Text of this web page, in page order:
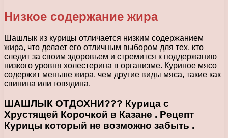
Низкое содержание жира
Шашлык из курицы отличается низким содержанием
жира, что делает его отличным выбором для тех, кто
следит за своим здоровьем и стремится к поддержанию
низкого уровня холестерина в организме. Куриное мясо
содержит меньше жира, чем другие виды мяса, такие как
свинина или говядина.
ШАШЛЫК ОТДОХНИ??? Курица с
Хрустящей Корочкой в Казане . Рецепт
Курицы который не возможно забыть .